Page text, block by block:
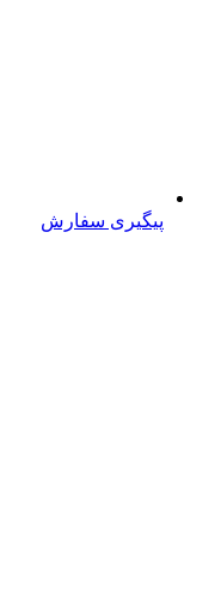
پیگیری سفارش